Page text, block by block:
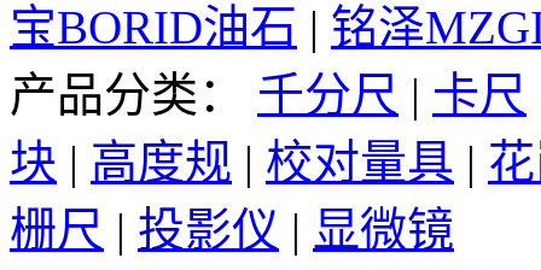
宝BORID油石 | 铭泽
产品分类：
千分尺 | 卡尺
块 | 高度规 | 校对量具 |
栅尺 | 投影仪 | 显微镜